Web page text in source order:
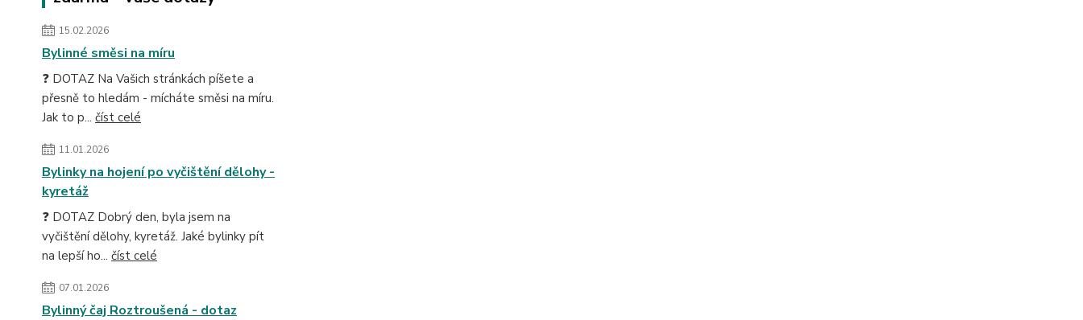
15.02.2026
Bylinné směsi na míru
❓ DOTAZ Na Vašich stránkách píšete a
přesně to hledám - mícháte směsi na míru.
Jak to p... číst celé
11.01.2026
Bylinky na hojení po vyčištění dělohy -
kyretáž
❓ DOTAZ Dobrý den, byla jsem na
vyčištění dělohy, kyretáž. Jaké bylinky pít
na lepší ho... číst celé
07.01.2026
Bylinný čaj Roztroušená - dotaz